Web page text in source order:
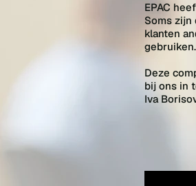
EPAC
Soms zijn
klanten
Deze
bij ons in
Iva